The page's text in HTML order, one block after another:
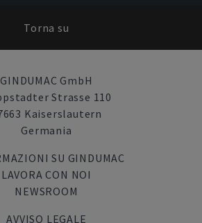
Torna su
GINDUMAC GmbH
Strasse 110
Kaiserslautern
Germania
SU GINDUMAC
LAVORA CON NOI
NEWSROOM
AVVISO LEGALE